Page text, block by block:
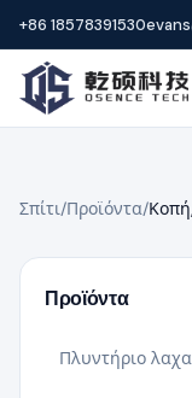
+86 18578391530
Σπίτι/Προϊόντα/
Προϊόντα
Πλυντήριο